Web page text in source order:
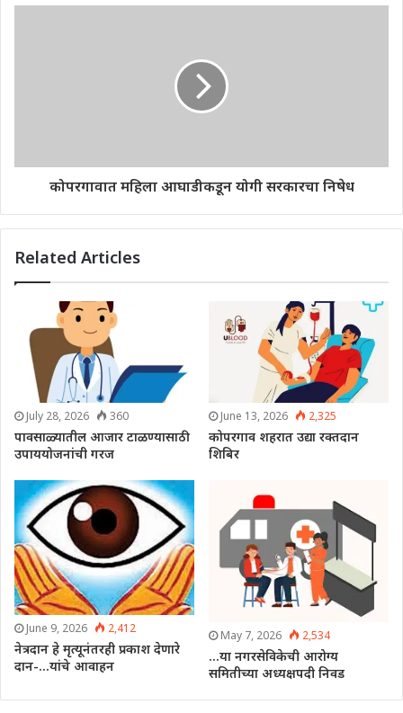
कोपरगावात महिला आघाडीकडून योगी सरकारचा निषेध
Related Articles
July 28, 2026 360
पावसाळ्यातील आजार टाळण्यासाठी
उपाययोजनांची गरज
June 13, 2026 2,325
कोपरगाव शहरात उद्या रक्तदान
शिबिर
June 9, 2026 2,412
नेत्रदान हे मृत्यूनंतरही प्रकाश देणारे
दान-…यांचे आवाहन
May 7, 2026 2,534
…या नगरसेविकेची आरोग्य
समितीच्या अध्यक्षपदी निवड